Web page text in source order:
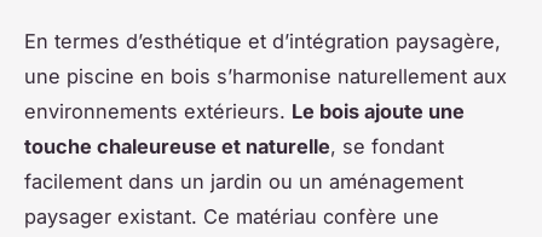
En termes d’esthétique et d’intégration paysagère,
une piscine en bois s’harmonise naturellement aux
environnements extérieurs. Le bois ajoute une
touche chaleureuse et naturelle, se fondant
facilement dans un jardin ou un aménagement
paysager existant. Ce matériau confère une